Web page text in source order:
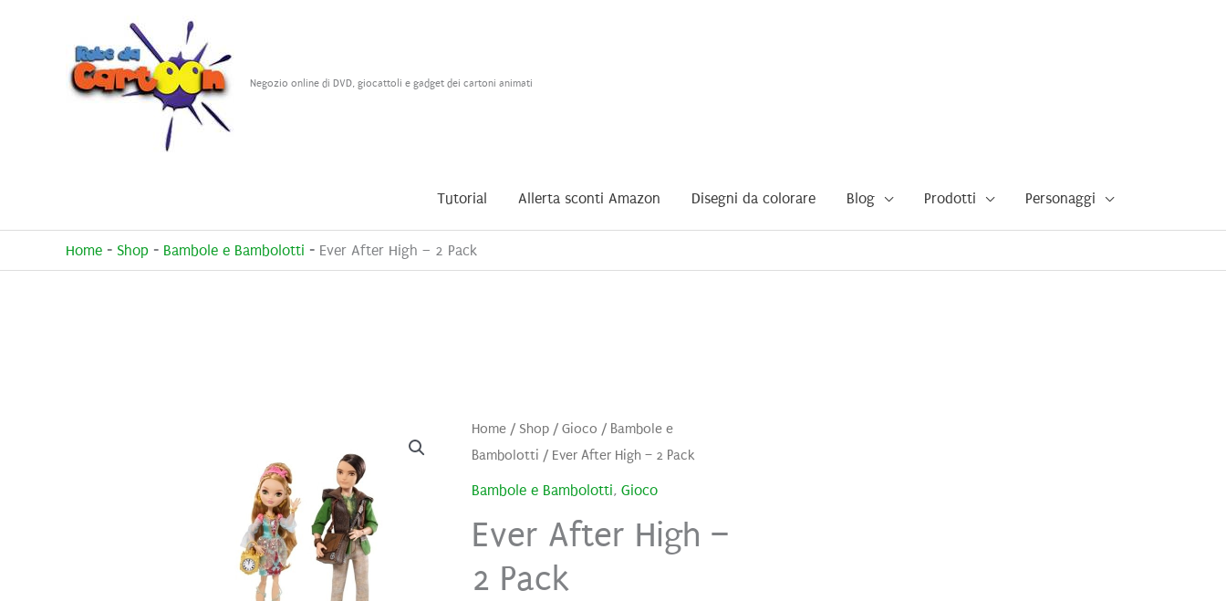
Negozio online di DVD, giocattoli e gadget dei cartoni animati
Tutorial Allerta sconti Amazon Disegni da colorare Blog Prodotti Personaggi
Home - Shop - Bambole e Bambolotti - Ever After High – 2 Pack
Home/ Shop/ Gioco / Bambole e
Bambolotti / Ever After High – 2 Pack
Bambole e Bambolotti, Gioco
Ever After High –
2 Pack